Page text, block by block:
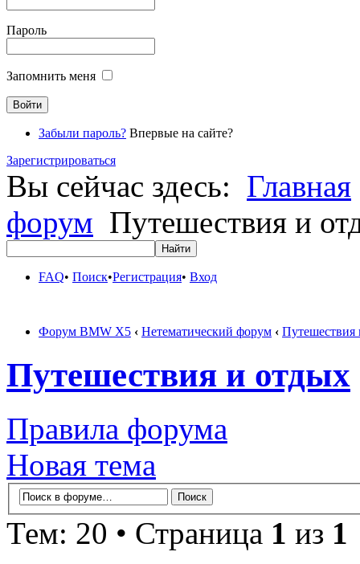
Пароль
Запомнить меня
Забыли пароль? Впервые на сайте?
Зарегистрироваться
Вы сейчас здесь: Главная
форум Путешествия и
FAQ• Поиск•Регистрация• Вход
Форум BMW X5 ‹ Нетематический форум ‹ Путешествия
Путешествия и отдых
Правила форума
Новая тема
Тем: 20 • Страница 1 из 1